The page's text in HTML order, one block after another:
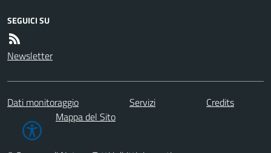
SEGUICI SU
Newsletter
Dati monitoraggio Servizi
Credits
Mappa del Sito